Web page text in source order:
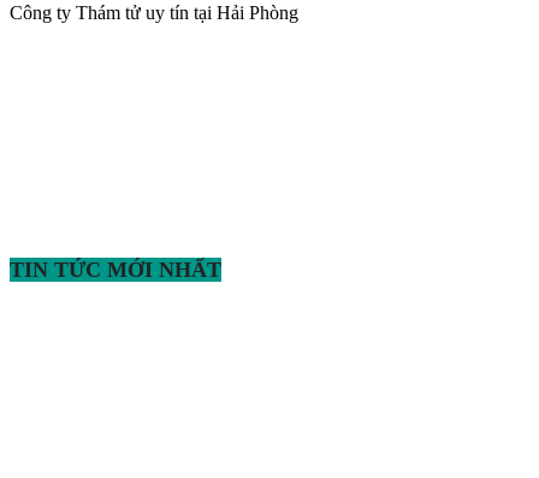
Công ty Thám tử uy tín tại Hải Phòng
TIN TỨC MỚI NHẤT